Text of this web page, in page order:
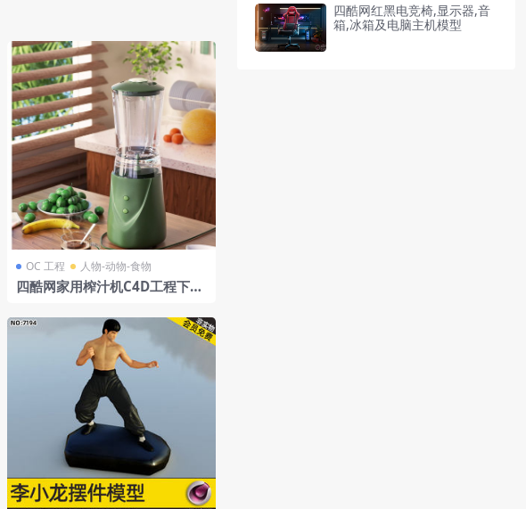
OC 工程 人物-动物-食物
四酷网家用榨汁机C4D工程下载,
四酷网红黑电竞椅,显示器,音
箱,冰箱及电脑主机模型